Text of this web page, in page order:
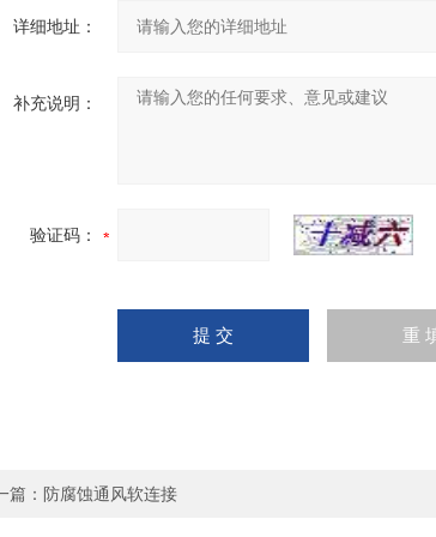
详细地址：
补充说明：
验证码：
篇： 防腐蚀通风软连接